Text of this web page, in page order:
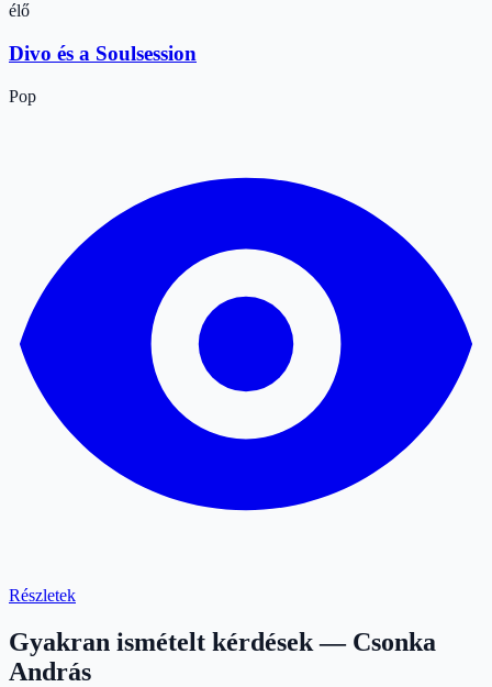
élő
Divo és a Soulsession
Pop
Részletek
Gyakran ismételt kérdések — Csonka
András